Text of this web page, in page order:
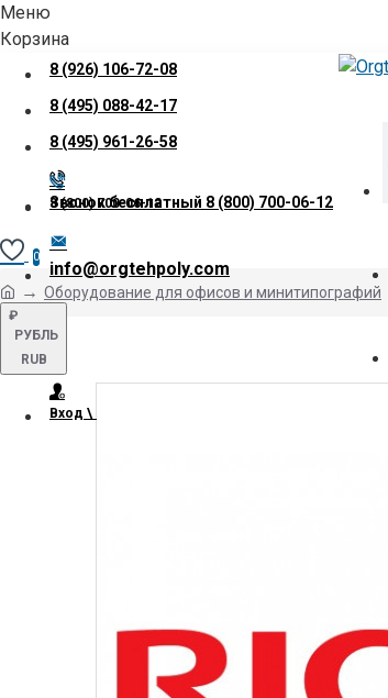
Меню
Корзина
8 (926) 106-72-08
8 (495) 088-42-17
8 (495) 961-26-58
Звонок бесплатный 8 (800) 700-06-12
info@orgtehpoly.com
₽
РУБЛЬ
RUB
Вход \ Регистрация
8 (800) 700-06-12
0
Оборудование для офисов и минитипографий